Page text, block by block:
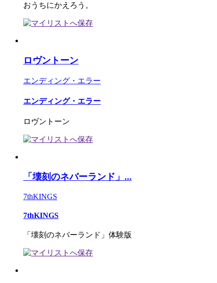
おうちにかえろう。
ロヴントーン
エンディング・エラー
エンディング・エラー
ロヴントーン
「壊刻のネバーランド」...
7thKINGS
7thKINGS
「壊刻のネバーランド」体験版